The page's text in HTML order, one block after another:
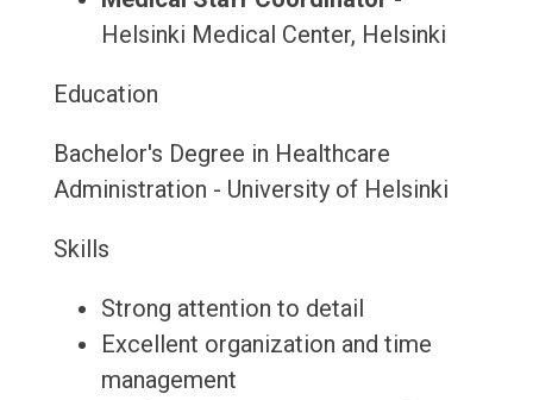
Helsinki Medical Center, Helsinki
Education
Bachelor's Degree in Healthcare
Administration - University of Helsinki
Skills
Strong attention to detail
Excellent organization and time
management